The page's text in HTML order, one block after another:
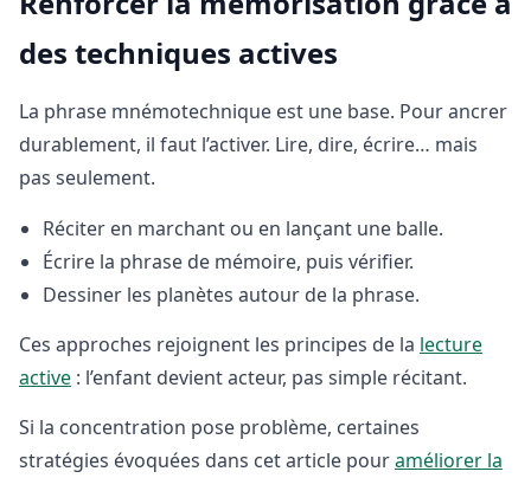
des techniques actives
La phrase mnémotechnique est une base. Pour ancrer
durablement, il faut l’activer. Lire, dire, écrire… mais
pas seulement.
Réciter en marchant ou en lançant une balle.
Écrire la phrase de mémoire, puis vérifier.
Dessiner les planètes autour de la phrase.
Ces approches rejoignent les principes de la lecture
active : l’enfant devient acteur, pas simple récitant.
Si la concentration pose problème, certaines
stratégies évoquées dans cet article pouraméliorer la